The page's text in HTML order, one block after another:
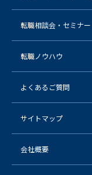
転職相談会・セミナー
転職ノウハウ
よくあるご質問
サイトマップ
会社概要